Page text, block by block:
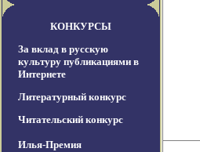
КОНКУРСЫ
За вклад в русскую
культуру публикациями в
Интернете
Литературный конкурс
Читательский конкурс
Илья-Премия